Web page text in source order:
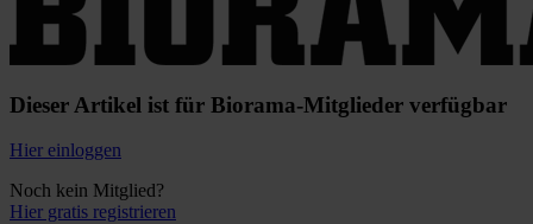
Dieser Artikel ist für Biorama-Mitglieder verfügbar
Hier einloggen
Noch kein Mitglied?
Hier gratis registrieren